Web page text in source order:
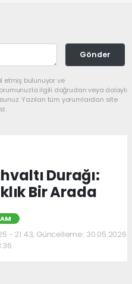
Gönder
etmiş bulunuyor ve
ilgili doğrudan veya dolaylı
Yazılan tüm yorumlardan site
Durağı:
Bir Arada
- 21:43, Güncelleme: 30.05.2026